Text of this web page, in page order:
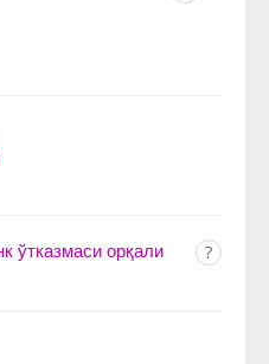
ўтказмаси орқали